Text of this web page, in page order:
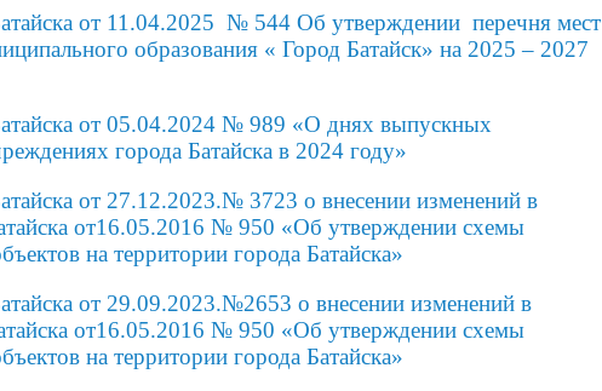
от 11.04.2025 № 544 Об утверждении перечня мест
образования « Город Батайск» на 2025 – 2027
от 05.04.2024 № 989 «О днях выпускных
города Батайска в 2024 году»
от 27.12.2023.№ 3723 о внесении изменений в
от16.05.2016 № 950 «Об утверждении схемы
на территории города Батайска»
от 29.09.2023.№2653 о внесении изменений в
от16.05.2016 № 950 «Об утверждении схемы
на территории города Батайска»